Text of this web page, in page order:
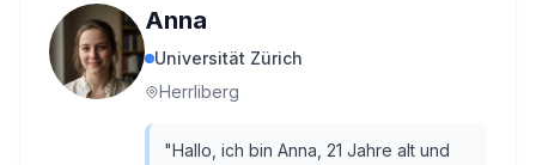
Anna
Universität Zürich
Herrliberg
"Hallo, ich bin Anna, 21 Jahre alt und